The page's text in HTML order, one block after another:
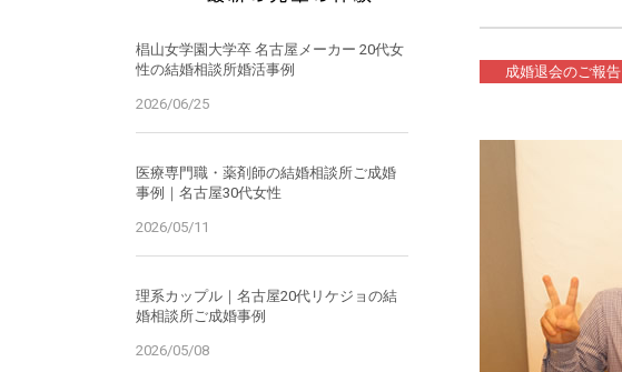
成婚退会のご報告
椙山女学園大学卒 名古屋メーカー 20代女
性の結婚相談所婚活事例
2026/06/25
医療専門職・薬剤師の結婚相談所ご成婚
事例｜名古屋30代女性
2026/05/11
理系カップル｜名古屋20代リケジョの結
婚相談所ご成婚事例
2026/05/08